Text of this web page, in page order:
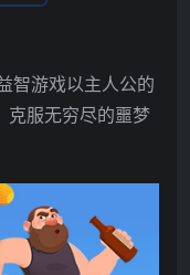
智游戏以主人公的
克服无穷尽的噩梦